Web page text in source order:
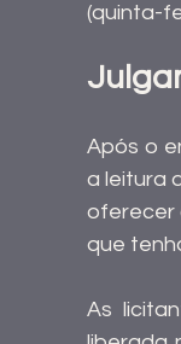
(quinta-
Após o
a leitura
oferecer
que
As